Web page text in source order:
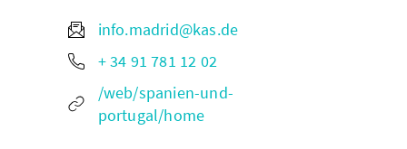
info.madrid@kas.de
+ 34 91 781 12 02
/web/spanien-und-
portugal/home